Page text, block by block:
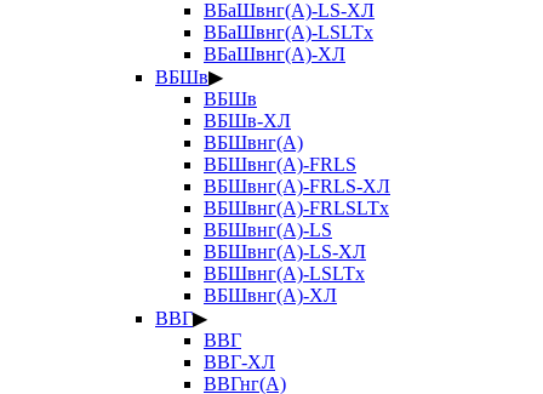
ВБаШвнг(А)-LS-ХЛ
ВБаШвнг(А)-LSLTx
ВБаШвнг(А)-ХЛ
ВБШв▶
ВБШв
ВБШв-ХЛ
ВБШвнг(А)
ВБШвнг(А)-FRLS
ВБШвнг(А)-FRLS-ХЛ
ВБШвнг(А)-FRLSLTx
ВБШвнг(А)-LS
ВБШвнг(А)-LS-ХЛ
ВБШвнг(А)-LSLTx
ВБШвнг(А)-ХЛ
ВВГ▶
ВВГ
ВВГ-ХЛ
ВВГнг(А)